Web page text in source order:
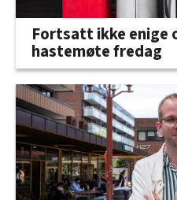
Fortsatt ikke
hastemøte fredag